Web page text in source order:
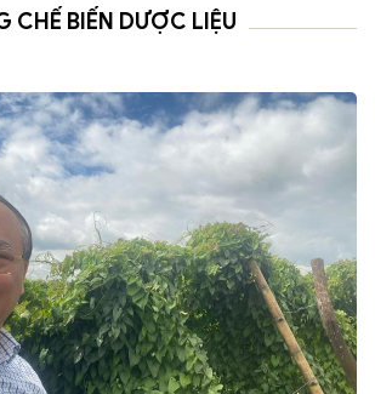
CHẾ BIẾN DƯỢC LIỆU